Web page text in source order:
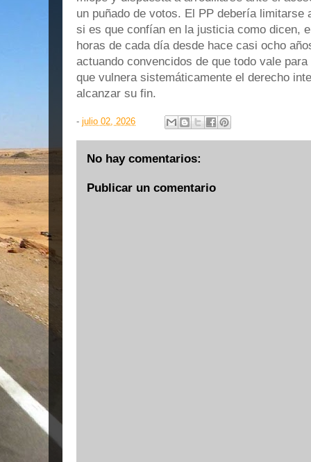
un puñado de votos. El PP debería limitarse
si es que confían en la justicia como dicen,
horas de cada día desde hace casi ocho
actuando convencidos de que todo vale
que vulnera sistemáticamente el derecho
alcanzar su fin.
- julio 02, 2026
No hay comentarios:
Publicar un comentario